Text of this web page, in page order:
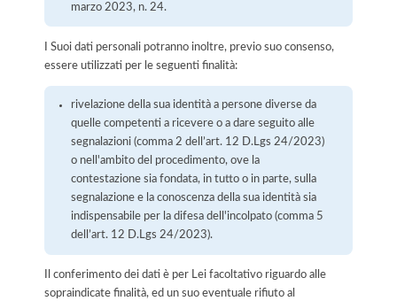
marzo 2023, n. 24.
I Suoi dati personali potranno inoltre, previo suo consenso,
essere utilizzati per le seguenti finalità:
rivelazione della sua identità a persone diverse da
quelle competenti a ricevere o a dare seguito alle
segnalazioni (comma 2 dell’art. 12 D.Lgs 24/2023)
o nell'ambito del procedimento, ove la
contestazione sia fondata, in tutto o in parte, sulla
segnalazione e la conoscenza della sua identità sia
indispensabile per la difesa dell'incolpato (comma 5
dell’art. 12 D.Lgs 24/2023).
Il conferimento dei dati è per Lei facoltativo riguardo alle
sopraindicate finalità, ed un suo eventuale rifiuto al